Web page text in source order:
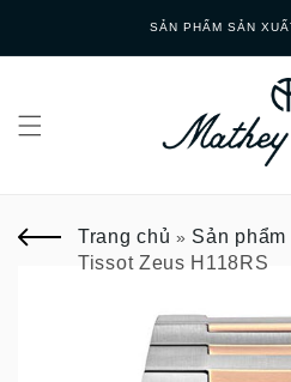
Trang chủ » Sản phẩm
Tissot Zeus H118RS